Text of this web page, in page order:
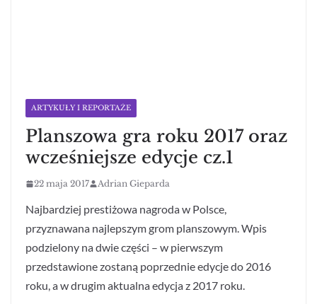
ARTYKUŁY I REPORTAŻE
Planszowa gra roku 2017 oraz
wcześniejsze edycje cz.1
22 maja 2017 Adrian Gieparda
Najbardziej prestiżowa nagroda w Polsce,
przyznawana najlepszym grom planszowym. Wpis
podzielony na dwie części – w pierwszym
przedstawione zostaną poprzednie edycje do 2016
roku, a w drugim aktualna edycja z 2017 roku.